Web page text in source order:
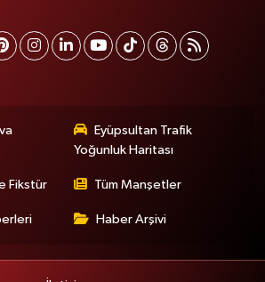
Eyüpsultan Trafik
Yoğunluk Haritası
Fikstür Tüm Manşetler
Haber Arşivi